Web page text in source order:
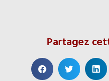
Partagez